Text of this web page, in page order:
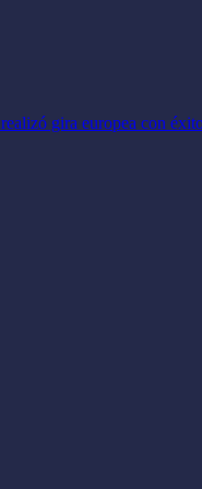
gira europea con